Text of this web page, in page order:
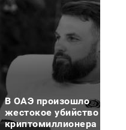
В ОАЭ произошло
жестокое убийство
криптомиллионера